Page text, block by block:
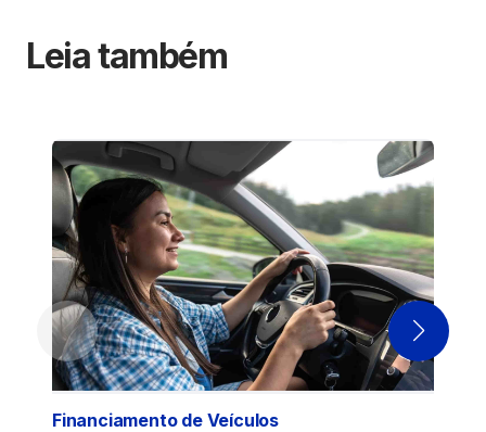
Leia também
Financiamento de Veículos